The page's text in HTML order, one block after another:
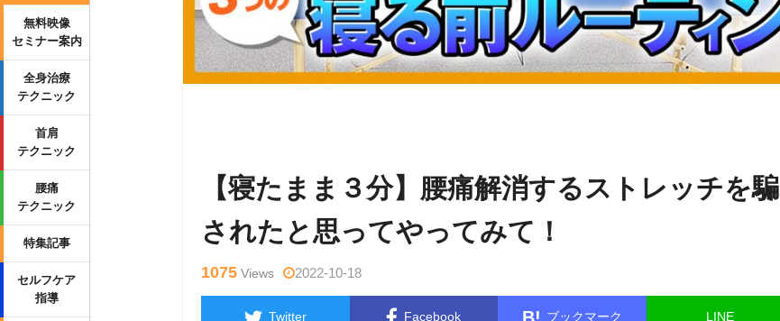
無料映像
セミナー案内
全身治療
テクニック
首肩
テクニック
腰痛
テクニック
特集記事
セルフケア
指導
【寝たまま３分】腰痛解消するストレッチを騙
されたと思ってやってみて！
1075 Views 2022-10-18
Twitter Facebook ブックマーク LINE